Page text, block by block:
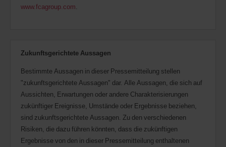
www.fcagroup.com.
Zukunftsgerichtete Aussagen
Bestimmte Aussagen in dieser Pressemitteilung stellen
"zukunftsgerichtete Aussagen" dar. Alle Aussagen, die sich auf
Aussichten, Erwartungen oder andere Charakterisierungen
zukünftiger Ereignisse, Umstände oder Ergebnisse beziehen,
sind zukunftsgerichtete Aussagen. Zu den verschiedenen
Risiken, die dazu führen könnten, dass die zukünftigen
Ergebnisse von den in dieser Pressemitteilung enthaltenen